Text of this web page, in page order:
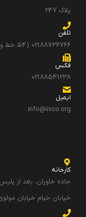
پلاک 247
تلفن
02188736766 (54 خط ویژه)
فکس
02188541238
ایمیل
info@iivco.org
کارخانه
جاده خاوران، بعد از
خیابان خیام خیابان